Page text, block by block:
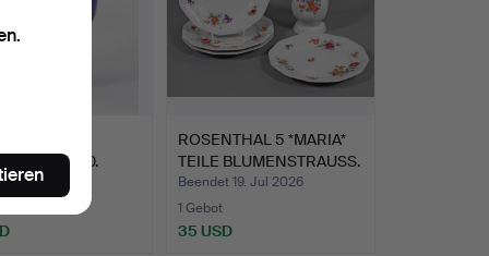
um 1920.
19. Jul 2026
ROSENTHAL 5 *MARIA*
TEILE BLUMENSTRAUSS.
Beendet 19. Jul 2026
1 Gebot
35 USD